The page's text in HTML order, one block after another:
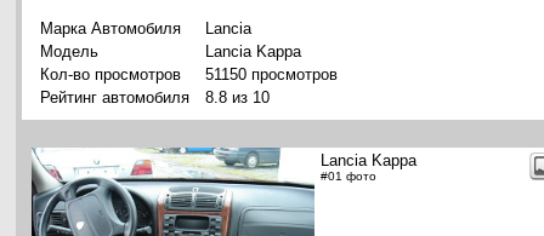
Марка Автомобиля
Lancia
Модель
Lancia Kappa
Кол-во просмотров
51150 просмотров
Рейтинг автомобиля
8.8 из 10
Lancia Kappa
#01 фото